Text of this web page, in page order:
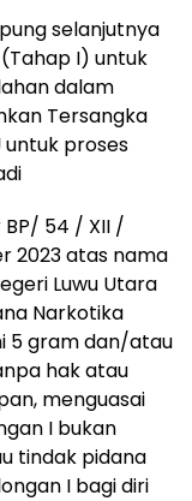
selanjutnya
I) untuk
dalam
Tersangka
untuk proses
54 / XII /
2023 atas nama
Luwu Utara
Narkotika
5 gram dan/atau
hak atau
menguasai
I bukan
tindak pidana
I bagi diri